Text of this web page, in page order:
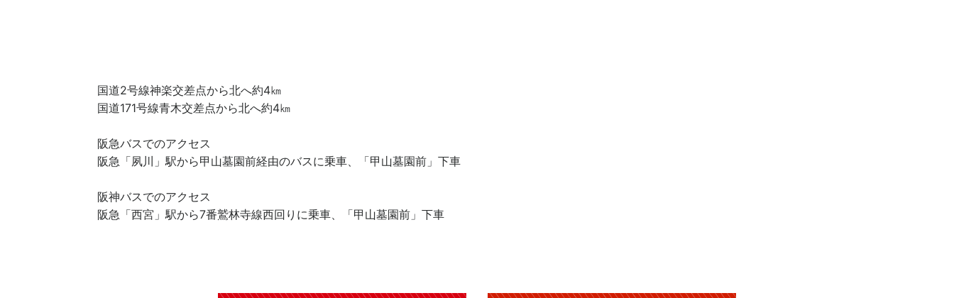
国道2号線神楽交差点から北へ約4㎞
国道171号線青木交差点から北へ約4㎞
阪急バスでのアクセス
阪急「夙川」駅から甲山墓園前経由のバスに乗車、「甲山墓園前」下車
阪神バスでのアクセス
阪急「西宮」駅から7番鷲林寺線西回りに乗車、「甲山墓園前」下車